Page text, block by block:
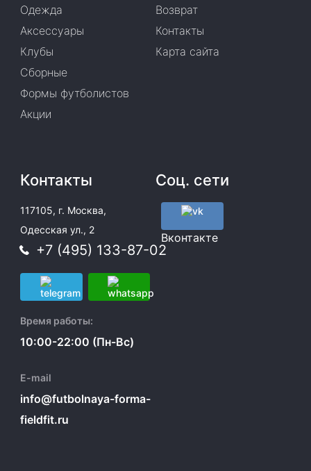
Одежда
Аксессуары
Клубы
Сборные
Формы футболистов
Акции
Возврат
Контакты
Карта сайта
Контакты
117105, г. Москва,
Одесская ул., 2
+7 (495) 133-87-02
Время работы:
10:00-22:00 (Пн-Вс)
E-mail
info@futbolnaya-forma-
fieldfit.ru
Соц. сети
Вконтакте